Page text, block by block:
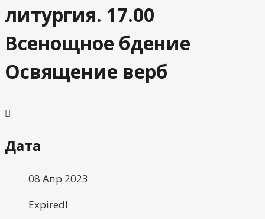
литургия. 17.00
Всенощное бдение
Освящение верб
Дата
08 Апр 2023
Expired!